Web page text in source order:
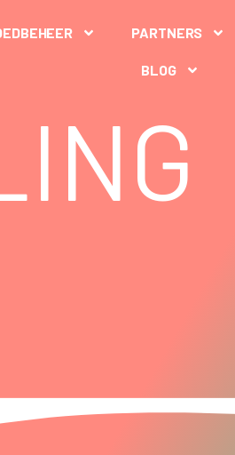
PARTNERS
BLOG